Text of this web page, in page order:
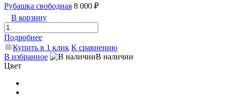
Рубашка свободная 8 000 ₽
В корзину
Подробнее
Купить в 1 клик К сравнению
В избранное
В наличии
Цвет